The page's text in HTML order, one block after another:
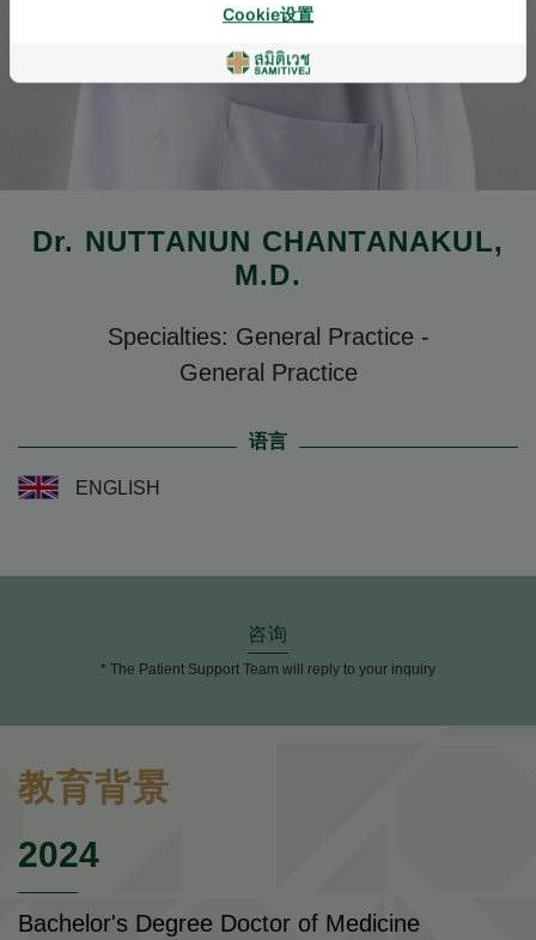
Dr. NUTTANUN CHANTANAKUL,
M.D.
Specialties: General Practice -
General Practice
语言
ENGLISH
咨询
* The Patient Support Team will reply to your inquiry
教育背景
2024
Bachelor's Degree Doctor of Medicine
Cookie设置